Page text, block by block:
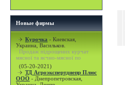
Новые фирмы
Курочка - Киевская,
Украина, Васильков.
Продаж підрощених курчат
мясної та яєчно-мясної по
(05-20-2021)
ТД Агроэкспертднепр Плюс
ООО - Днепропетровская,